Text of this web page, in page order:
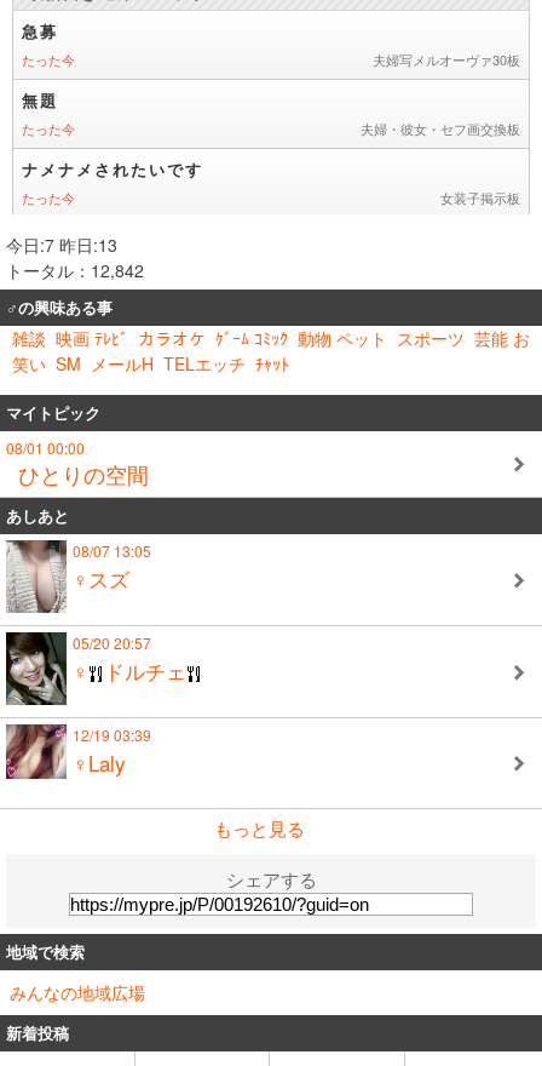
今日:7 昨日:13
トータル：12,842
♂の興味ある事
雑談 映画 ﾃﾚﾋﾞ カラオケ ｹﾞｰﾑ ｺﾐｯｸ 動物 ペット スポーツ 芸能 お
笑い SM メールH TELエッチ ﾁｬｯﾄ
マイトピック
08/01 00:00
ひとりの空間
あしあと
08/07 13:05
♀スズ
05/20 20:57
♀ ドルチェ
12/19 03:39
♀Laly
もっと見る
シェアする
地域で検索
みんなの地域広場
新着投稿